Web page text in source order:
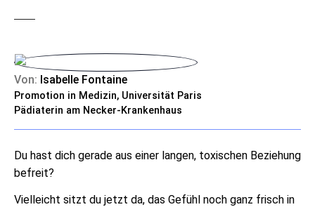
Von: Isabelle Fontaine
Promotion in Medizin, Universität Paris
Pädiaterin am Necker-Krankenhaus
Du hast dich gerade aus einer langen, toxischen Beziehung
befreit?
Vielleicht sitzt du jetzt da, das Gefühl noch ganz frisch in